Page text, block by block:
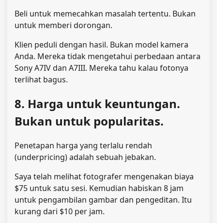
Beli untuk memecahkan masalah tertentu. Bukan
untuk memberi dorongan.
Klien peduli dengan hasil. Bukan model kamera
Anda. Mereka tidak mengetahui perbedaan antara
Sony A7IV dan A7III. Mereka tahu kalau fotonya
terlihat bagus.
8. Harga untuk keuntungan.
Bukan untuk popularitas.
Penetapan harga yang terlalu rendah
(underpricing) adalah sebuah jebakan.
Saya telah melihat fotografer mengenakan biaya
$75 untuk satu sesi. Kemudian habiskan 8 jam
untuk pengambilan gambar dan pengeditan. Itu
kurang dari $10 per jam.